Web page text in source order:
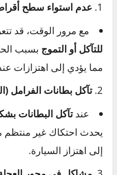
الضغط على الفرامل، فقد
وجود مشكلة في نظام
العجلات. هذه المشكلة لا
القيادة، بل قد تؤدي إلى
زيادة مسافة التوقف،
الأعراض: كيف تعرف أن
اهتزاز عجلة القيادة